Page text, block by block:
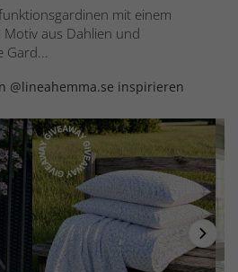
mit einem
aus Dahlien und
Gard...
@lineahemma.se inspirieren